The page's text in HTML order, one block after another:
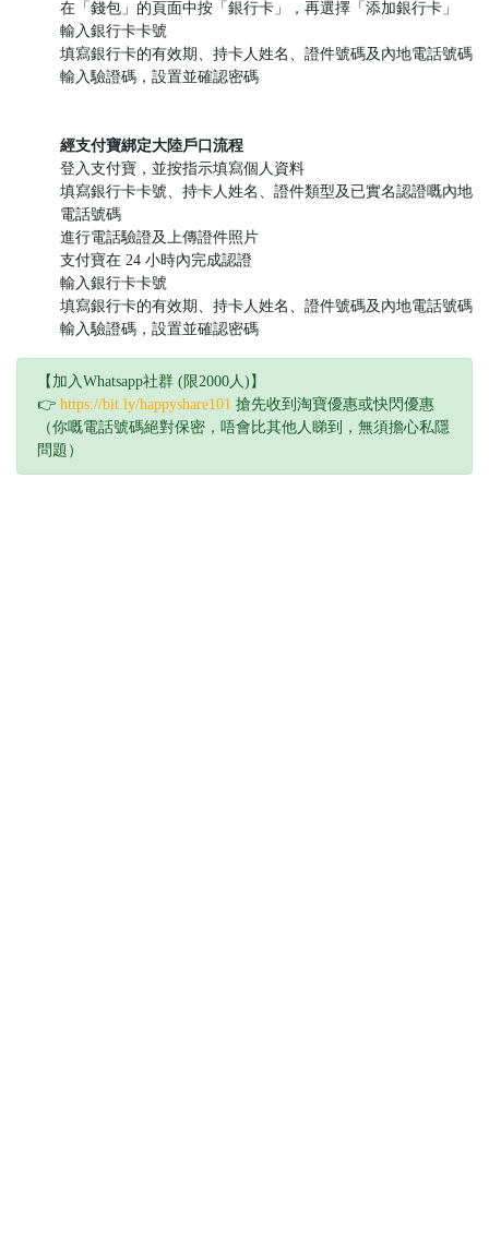
在「錢包」的頁面中按「銀行卡」，再選擇「添加銀行卡」
輸入銀行卡卡號
填寫銀行卡的有效期、持卡人姓名、證件號碼及內地電話號碼
輸入驗證碼，設置並確認密碼
經支付寶綁定大陸戶口流程
登入支付寶，並按指示填寫個人資料
填寫銀行卡卡號、持卡人姓名、證件類型及已實名認證嘅內地
電話號碼
進行電話驗證及上傳證件照片
支付寶在 24 小時內完成認證
輸入銀行卡卡號
填寫銀行卡的有效期、持卡人姓名、證件號碼及內地電話號碼
輸入驗證碼，設置並確認密碼
【加入Whatsapp社群 (限2000人)】
👉 https://bit.ly/happyshare101 搶先收到淘寶優惠或快閃優惠
（你嘅電話號碼絕對保密，唔會比其他人睇到，無須擔心私隱
問題）